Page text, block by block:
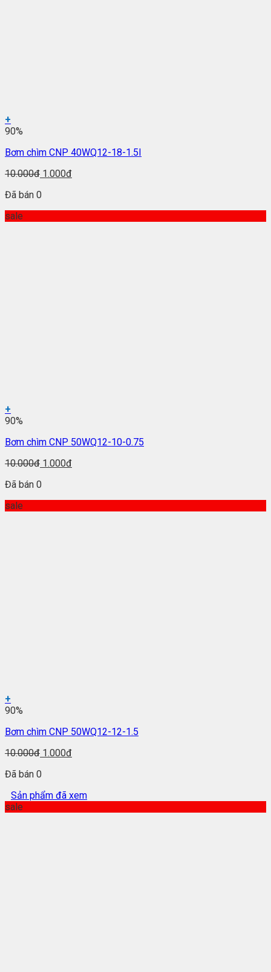
+
90%
Bơm chìm CNP 40WQ12-18-1.5I
10.000đ 1.000đ
Đã bán 0
sale
+
90%
Bơm chìm CNP 50WQ12-10-0.75
10.000đ 1.000đ
Đã bán 0
sale
+
90%
Bơm chìm CNP 50WQ12-12-1.5
10.000đ 1.000đ
Đã bán 0
Sản phẩm đã xem
sale